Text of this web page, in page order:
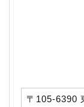
〒105-6390